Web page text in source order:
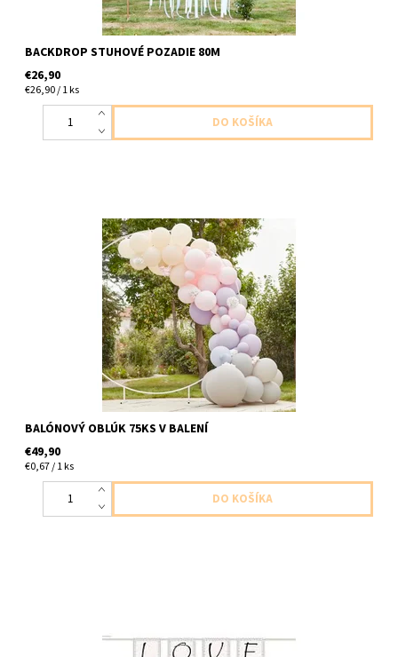
BACKDROP STUHOVÉ POZADIE 80M
€26,90
€26,90 / 1 ks
latexove balony rozne velkosti vo fialovej,ruzovej, bezovej,
sedej a s kvietkami hortenziami 75ks balonov v baleni+ 8ks
hortenzie + 3m silonu +4m pasky a lepiace body konstrukcia...
BALÓNOVÝ OBLÚK 75KS V BALENÍ
€49,90
€0,67 / 1 ks